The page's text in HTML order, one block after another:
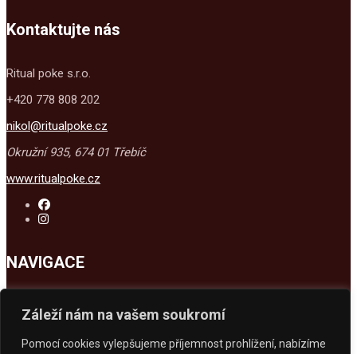
Záleží nám na vašem soukromí
Pomocí cookies vylepšujeme příjemnost prohlížení, nabízíme
Kontaktujte nás
Ritual poke s.r.o.
+420 778 808 202
nikol@ritualpoke.cz
Okružní 935, 674 01 Třebíč
www.ritualpoke.cz
NAVIGACE
O nás
Proč Rituál?
Uzavřená společnost